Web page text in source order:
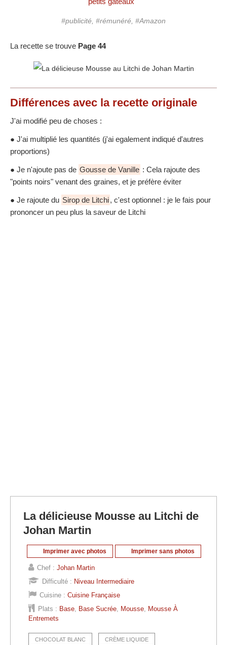
#publicité, #rémunéré, #Amazon
La recette se trouve Page 44
Différences avec la recette originale
J'ai modifié peu de choses :
● J'ai multiplié les quantités (j'ai egalement indiqué d'autres
proportions)
● Je n'ajoute pas de Gousse de Vanille : Cela rajoute des
"points noirs" venant des graines, et je préfère éviter
● Je rajoute du Sirop de Litchi, c'est optionnel : je le fais pour
prononcer un peu plus la saveur de Litchi
La délicieuse Mousse au Litchi de
Johan Martin
Imprimer avec photos Imprimer sans photos
Chef : Johan Martin
Difficulté : Niveau Intermediaire
Cuisine : Cuisine Française
Plats : Base, Base Sucrée, Mousse, Mousse À
Entremets
CHOCOLAT BLANC CRÈME LIQUIDE